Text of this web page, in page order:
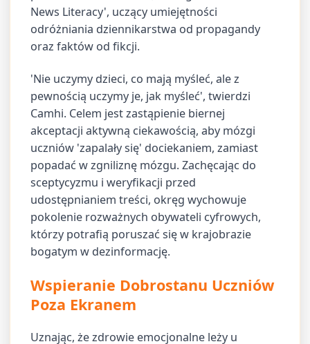
News Literacy', uczący umiejętności
odróżniania dziennikarstwa od propagandy
oraz faktów od fikcji.
'Nie uczymy dzieci, co mają myśleć, ale z
pewnością uczymy je, jak myśleć', twierdzi
Camhi. Celem jest zastąpienie biernej
akceptacji aktywną ciekawością, aby mózgi
uczniów 'zapalały się' dociekaniem, zamiast
popadać w zgniliznę mózgu. Zachęcając do
sceptycyzmu i weryfikacji przed
udostępnianiem treści, okręg wychowuje
pokolenie rozważnych obywateli cyfrowych,
którzy potrafią poruszać się w krajobrazie
bogatym w dezinformację.
Wspieranie Dobrostanu Uczniów
Poza Ekranem
Uznając, że zdrowie emocjonalne leży u